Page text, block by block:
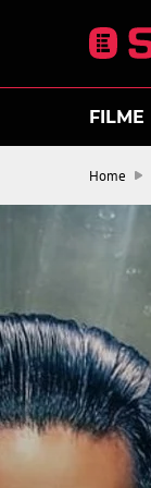
FILME
Home